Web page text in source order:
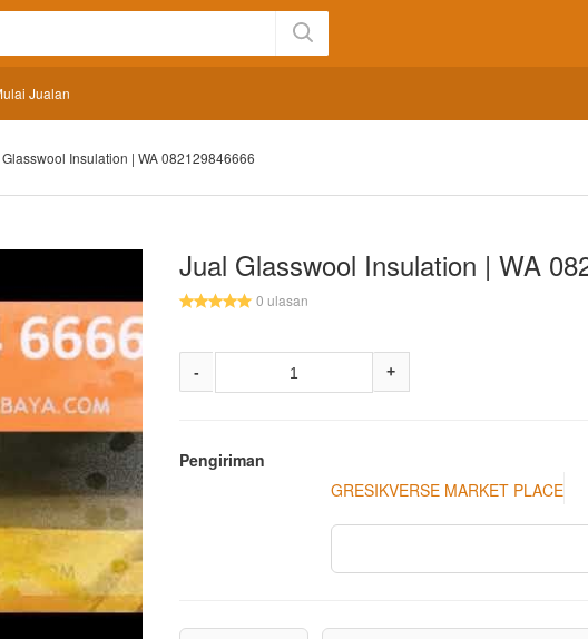
Jualan
Insulation | WA 082129846666
Jual Glasswool Insulation | WA
0 ulasan
- +
Pengiriman
GRESIKVERSE MARKET PLACE